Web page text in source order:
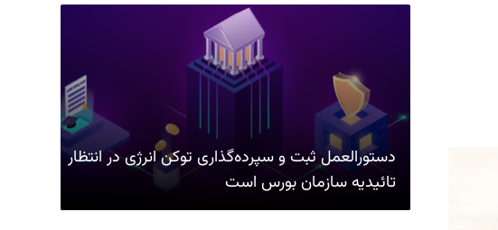
دستورالعمل ثبت و سپرده‌گذاری توکن انرژی در انتظار
تائیدیه سازمان بورس است